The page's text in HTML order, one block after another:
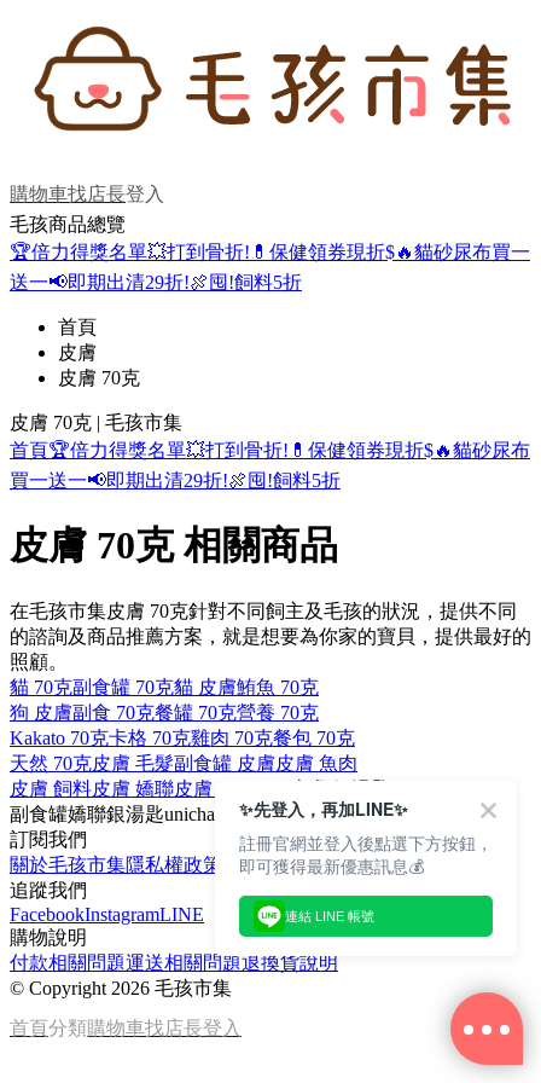
購物車找店長登入
毛孩商品總覽
🏆倍力得獎名單💥打到骨折! 💊保健領券現折$🔥貓砂尿布買一
送一📢即期出清29折!🍖囤!飼料5折
首頁
皮膚
皮膚 70克
皮膚 70克 | 毛孩市集
首頁🏆倍力得獎名單💥打到骨折! 💊保健領券現折$🔥貓砂尿布
買一送一📢即期出清29折!🍖囤!飼料5折
皮膚 70克 相關商品
在毛孩市集皮膚 70克針對不同飼主及毛孩的狀況，提供不同
的諮詢及商品推薦方案，就是想要為你家的寶貝，提供最好的
照顧。
貓 70克副食罐 70克貓 皮膚鮪魚 70克
狗 皮膚副食 70克餐罐 70克營養 70克
Kakato 70克卡格 70克雞肉 70克餐包 70克
天然 70克皮膚 毛髮副食罐 皮膚皮膚 魚肉
皮膚 飼料皮膚 嬌聯皮膚 unicharm
副食罐嬌聯銀湯匙unicharm
毛髮
訂閱我們
關於毛孩市集隱私權政策
文章
追蹤我們
FacebookInstagramLINE
購物說明
付款相關問題運送相關問題退換貨說明
© Copyright 2026 毛孩市集
首頁分類購物車找店長登入
✨先登入，再加LINE✨
註冊官網並登入後點選下方按鈕，
即可獲得最新優惠訊息💰
連結 LINE 帳號